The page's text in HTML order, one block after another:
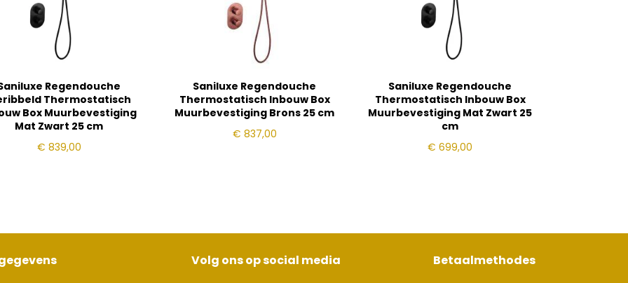
Regendouche
Thermostatisch
Box Muurbevestiging
Mat Zwart 25 cm
€ 839,00
Saniluxe Regendouche
Thermostatisch Inbouw Box
Muurbevestiging Brons 25 cm
€ 837,00
Saniluxe Regendouche
Thermostatisch Inbouw Box
Muurbevestiging Mat Zwart 25
cm
€ 699,00
Volg ons op social media Betaalmethodes